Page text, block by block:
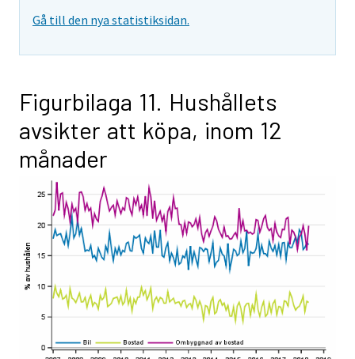
Gå till den nya statistiksidan.
Figurbilaga 11. Hushållets
avsikter att köpa, inom 12
månader